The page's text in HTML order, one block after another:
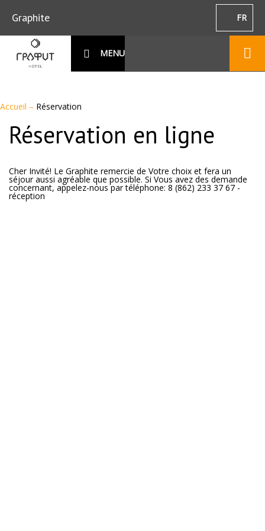
Graphite FR
MENU
Accueil – Réservation
Réservation en ligne
Cher Invité! Le Graphite remercie de Votre choix et fera un
séjour aussi agréable que possible. Si Vous avez des demande
concernant, appelez-nous par téléphone: 8 (862) 233 37 67 -
réception